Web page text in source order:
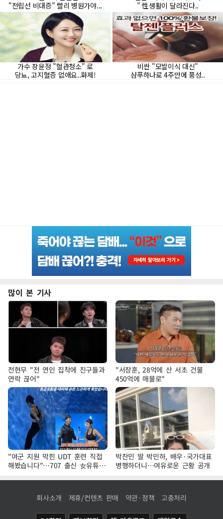
많이 본 기사
전현무 "전 연인 집착에 친구들과
연락 끊어"
"서장훈, 28억에 산 서초 건물
450억에 매물로"
"여군 지원 막힌 UDT 훈련 직접
해봤습니다"…707 출신 女유튜버
'완벽 소화'
박찬민 딸 박민하, 배우·국가대표
병행하더니…여유로운 근황 공개
회사소개 제휴/컨텐츠 판매 약관·정책 고충처리